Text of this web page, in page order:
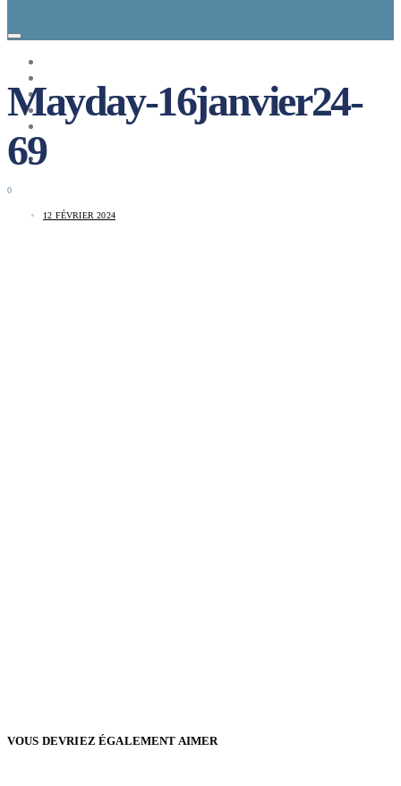
ENTREPRISES A REPRENDRE
MAYDAY JOB
CARTE DE FRANCE
NOS SOLUTIONS
CONNEXION
0
Mayday-16janvier24-
69
12 FÉVRIER 2024
VOUS DEVRIEZ ÉGALEMENT AIMER